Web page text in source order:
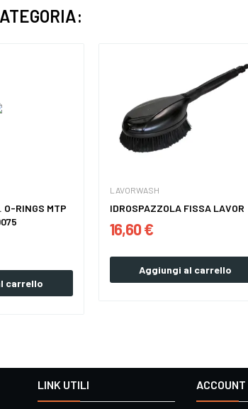
O-RINGS MTP
carrello
LAVORWASH
IDROSPAZZOLA FISSA LAVOR
16,60 €
Aggiungi al carrello
LINK UTILI ACCOUNT